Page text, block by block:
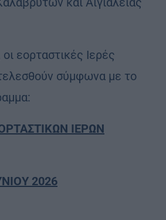
εορταστικές Ιερές
σύμφωνα με το
ΙΕΡΩΝ
2026